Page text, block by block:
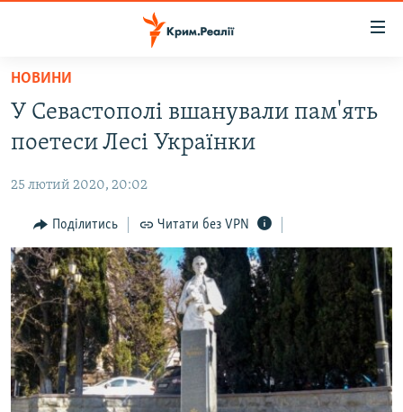
Перейти
основного
матеріалу
до
навігації
Перейти
до
пошуку
ПОЛІТИКА
БЛОГИ
ПОГЛЯД
ІНТЕРВ'Ю
ВСЕ ЗА ДЕНЬ
СПЕЦПРОЕКТИ
ДЕПОРТАЦІЯ
ЯК ОБІЙТИ БЛОКУВАННЯ
НОВИНИ
У Севастополі вшанували пам'ять
поетеси Лесі Українки
25 лютий 2020, 20:02
Поділитись Читати без VPN